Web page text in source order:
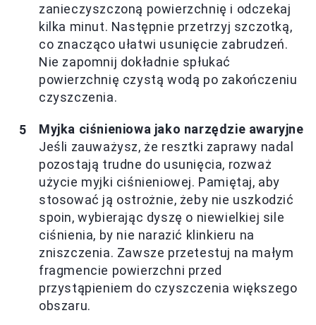
zanieczyszczoną powierzchnię i odczekaj
kilka minut. Następnie przetrzyj szczotką,
co znacząco ułatwi usunięcie zabrudzeń.
Nie zapomnij dokładnie spłukać
powierzchnię czystą wodą po zakończeniu
czyszczenia.
Myjka ciśnieniowa jako narzędzie awaryjne
Jeśli zauważysz, że resztki zaprawy nadal
pozostają trudne do usunięcia, rozważ
użycie myjki ciśnieniowej. Pamiętaj, aby
stosować ją ostrożnie, żeby nie uszkodzić
spoin, wybierając dyszę o niewielkiej sile
ciśnienia, by nie narazić klinkieru na
zniszczenia. Zawsze przetestuj na małym
fragmencie powierzchni przed
przystąpieniem do czyszczenia większego
obszaru.